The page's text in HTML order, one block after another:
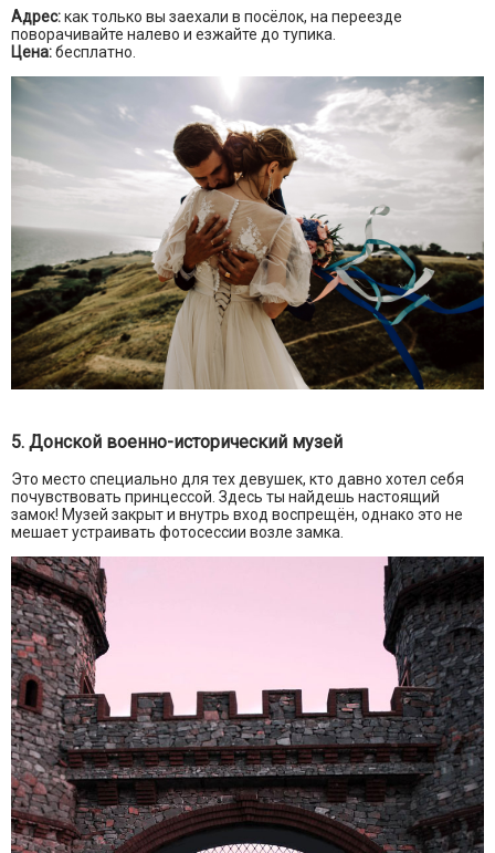
Адрес:как только вы заехали в посёлок, на переезде
поворачивайте налево и езжайте до тупика.
Цена:бесплатно.
5. Донской военно-исторический музей
Это место специально для тех девушек, кто давно хотел себя
почувствовать принцессой. Здесь ты найдешь настоящий
замок! Музей закрыт и внутрь вход воспрещён, однако это не
мешает устраивать фотосессии возле замка.